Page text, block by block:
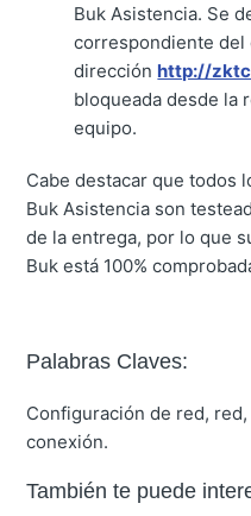
Buk Asistencia. Se
correspondiente del
dirección http://
bloqueada desde la
equipo.
Cabe destacar que todos
Buk Asistencia son
de la entrega, por lo que
Buk está 100%
Palabras Claves:
Configuración de red,
conexión.
También te puede